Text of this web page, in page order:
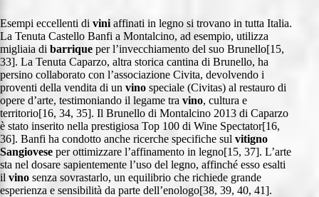
Esempi eccellenti di vini affinati in legno si trovano in tutta Italia.
La Tenuta Castello Banfi a Montalcino, ad esempio, utilizza
migliaia di barrique per l’invecchiamento del suo Brunello[15,
33]. La Tenuta Caparzo, altra storica cantina di Brunello, ha
persino collaborato con l’associazione Civita, devolvendo i
proventi della vendita di un vino speciale (Civitas) al restauro di
opere d’arte, testimoniando il legame tra vino, cultura e
territorio[16, 34, 35]. Il Brunello di Montalcino 2013 di Caparzo
è stato inserito nella prestigiosa Top 100 di Wine Spectator[16,
36]. Banfi ha condotto anche ricerche specifiche sul vitigno
Sangiovese per ottimizzare l’affinamento in legno[15, 37]. L’arte
sta nel dosare sapientemente l’uso del legno, affinché esso esalti
il vino senza sovrastarlo, un equilibrio che richiede grande
esperienza e sensibilità da parte dell’enologo[38, 39, 40, 41].